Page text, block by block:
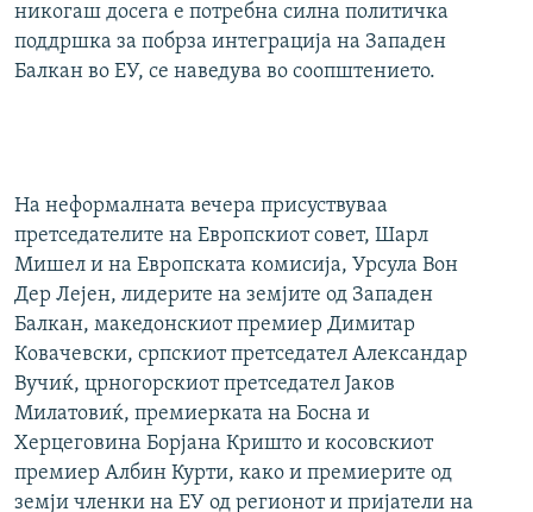
никогаш досега е потребна силна политичка
поддршка за побрза интеграција на Западен
Балкан во ЕУ, се наведува во соопштението.
На неформалната вечера присуствуваа
претседателите на Европскиот совет, Шарл
Мишел и на Европската комисија, Урсула Вон
Дер Лејен, лидерите на земјите од Западен
Балкан, македонскиот премиер Димитар
Ковачевски, српскиот претседател Александар
Вучиќ, црногорскиот претседател Јаков
Милатовиќ, премиерката на Босна и
Херцеговина Борјана Кришто и косовскиот
премиер Албин Курти, како и премиерите од
земји членки на ЕУ од регионот и пријатели на